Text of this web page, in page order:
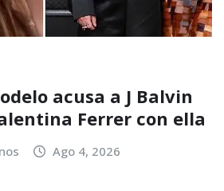
acusa a J Balvin
Ferrer con ella
Ago 4, 2026